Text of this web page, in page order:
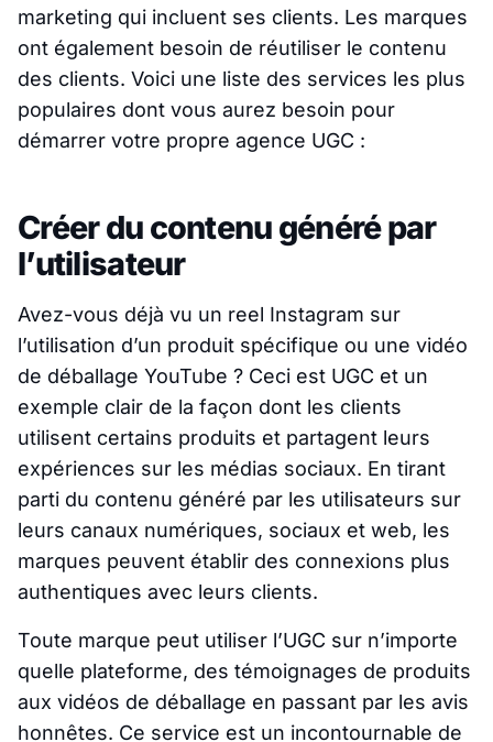
marketing qui incluent ses clients. Les marques
ont également besoin de réutiliser le contenu
des clients. Voici une liste des services les plus
populaires dont vous aurez besoin pour
démarrer votre propre agence UGC :
Créer du contenu généré par
l’utilisateur
Avez-vous déjà vu un reel Instagram sur
l’utilisation d’un produit spécifique ou une vidéo
de déballage YouTube ? Ceci est UGC et un
exemple clair de la façon dont les clients
utilisent certains produits et partagent leurs
expériences sur les médias sociaux. En tirant
parti du contenu généré par les utilisateurs sur
leurs canaux numériques, sociaux et web, les
marques peuvent établir des connexions plus
authentiques avec leurs clients.
Toute marque peut utiliser l’UGC sur n’importe
quelle plateforme, des témoignages de produits
aux vidéos de déballage en passant par les avis
honnêtes. Ce service est un incontournable de